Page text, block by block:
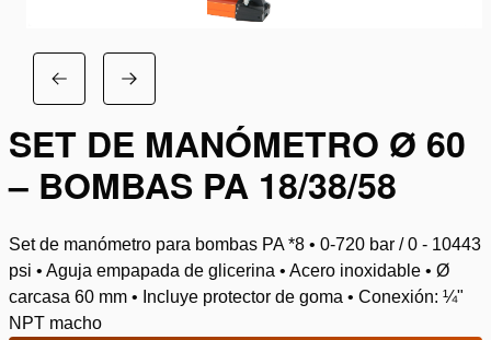
SET DE MANÓMETRO Ø 60
– BOMBAS PA 18/38/58
Set de manómetro para bombas PA *8 • 0-720 bar / 0 - 10443
psi • Aguja empapada de glicerina • Acero inoxidable • Ø
carcasa 60 mm • Incluye protector de goma • Conexión: ¼"
NPT macho